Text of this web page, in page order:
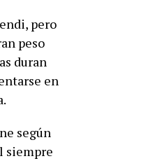
pero
peso
duran
en
según
siempre